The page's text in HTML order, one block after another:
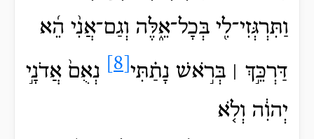
וַתִּרְגְּזִי־לִ֖י בְּכָל־אֵ֑לֶּה וְגַם־אֲנִ֨י הֵ֜א
דַּרְכֵּ֣ךְ ׀ בְּרֹ֣אשׁ נָתַ֗תִּי
נְאֻם֙ אֲדֹנָ֣י
יְהוִ֔ה וְלֹ֤א